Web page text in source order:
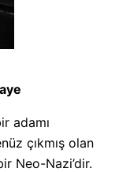
adamı
çıkmış olan
Neo-Nazi’dir.